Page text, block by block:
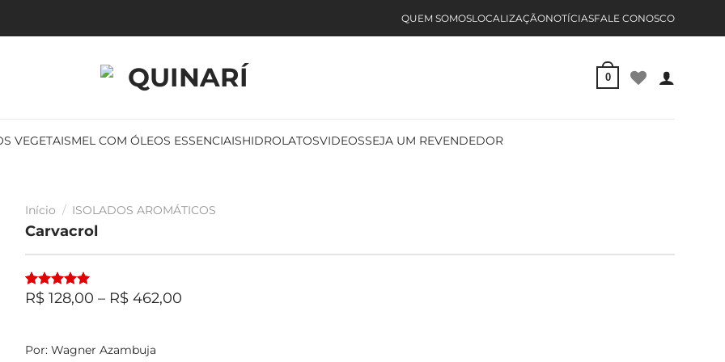
QUEM SOMOSLOCALIZAÇÃONOTÍCIASFALE CONOSCO
0
VEGETAISMEL COM ÓLEOS ESSENCIAISHIDROLATOSVIDEOSSEJA UM REVENDEDOR
Início / ISOLADOS AROMÁTICOS
Carvacrol
Avaliado
1
avaliação
R$128,00 – R$462,00Faixa
Por: Wagner Azambuja